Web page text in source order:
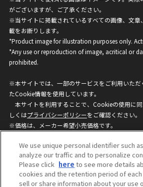
がございますが、ご了承ください。
※当サイトに掲載されているすべての画像、文章
載をお断りします。
*Product image for illustration purposes only.
*Any use or reproduction of image, acritical or
prohibited.
※本サイトでは、一部のサービスをご利用いただ
たCookie情報を使用しています。
本サイトを利用することで、Cookieの使用に
しくはプライバシーポリシーをご確認ください。
※価格は、メーカー希望小売価格です。
ざいますのでご了承ください。
privacypolicy
Do
We use unique personal identifier such
analyze our traffic and to personalize
Please click here to see more details
cookies and the retention period of each
sell or share information about your use